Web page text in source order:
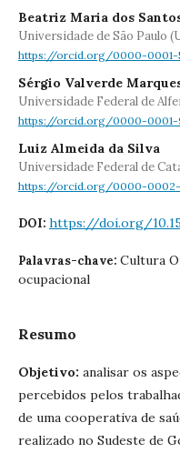
Beatriz Maria dos
Universidade de São Paulo
https://orcid.org/0000-0001-
Sérgio Valverde
Universidade Federal de
https://orcid.org/0000-0001-
Luiz Almeida da Silva
Universidade Federal de
https://orcid.org/0000-0002-
DOI: https://doi.org/
Palavras-chave: Cultura
ocupacional
Resumo
Objetivo: analisar os
percebidos pelos
de uma cooperativa de
realizado no Sudeste de